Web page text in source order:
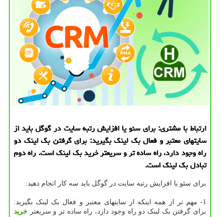
ارتباط با مشتری: برای سئو یا افزایش رتبه سایت در گوگل باید از
سایتهای معتبر و فعال بك لینك بگیرید: برای گرفتن بك لینك دو
راه وجود دارد، راه ساده تر و سریعتر خرید بك لینك است. راه دوم
تبادل بك لینك است.
برای سئو یا افزایش رتبه سایت در گوگل باید سه کار انجام دهید:
1- مهم تر از همه اینکه از سایتهای معتبر و فعال بک لینک بگیرید:
برای گرفتن بک لینک دو راه وجود دارد، راه ساده تر و سریعتر خرید